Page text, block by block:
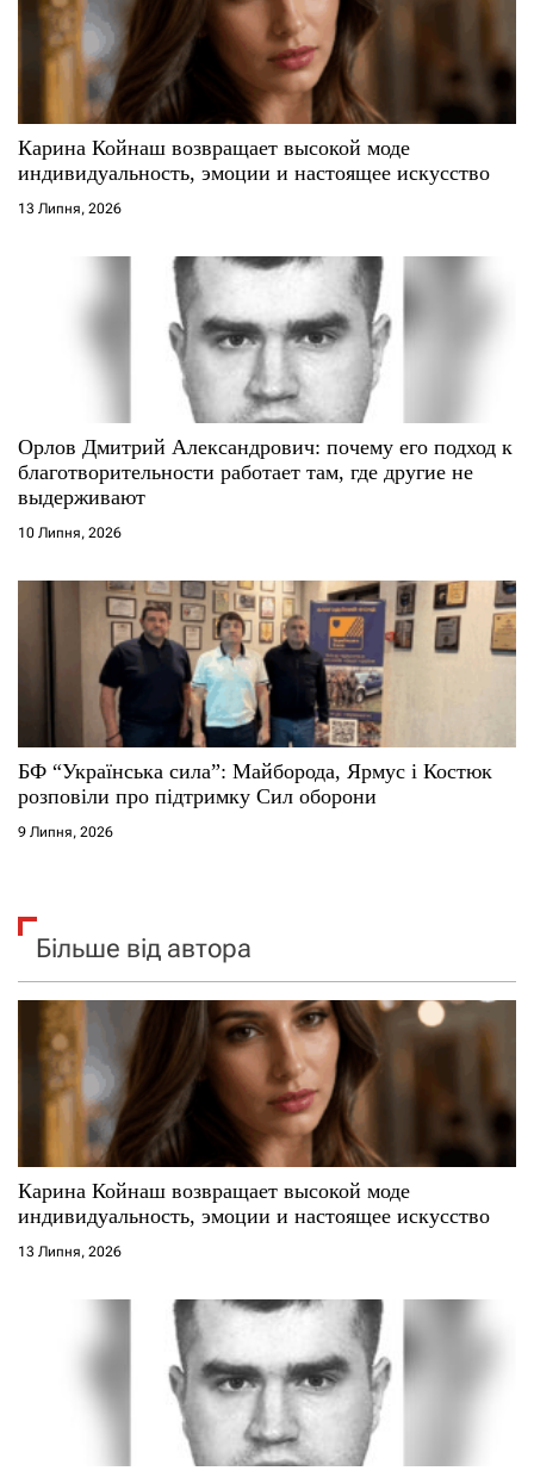
з
п
и
с
п
с
і
в
Карина Койнаш возвращает высокой моде
индивидуальность, эмоции и настоящее искусство
13 Липня, 2026
Орлов Дмитрий Александрович: почему его подход к
благотворительности работает там, где другие не
выдерживают
10 Липня, 2026
БФ “Українська сила”: Майборода, Ярмус і Костюк
розповіли про підтримку Сил оборони
9 Липня, 2026
Більше від автора
Карина Койнаш возвращает высокой моде
индивидуальность, эмоции и настоящее искусство
13 Липня, 2026